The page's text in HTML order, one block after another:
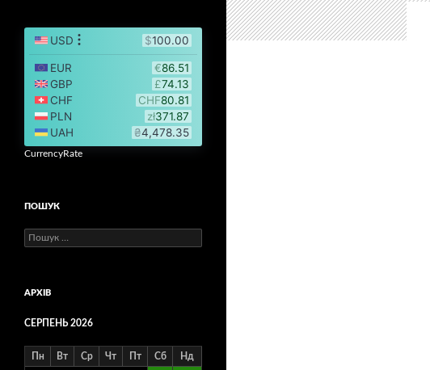
CurrencyRate
ПОШУК
Пошук:
АРХІВ
СЕРПЕНЬ 2026
Пн Вт Ср Чт Пт Сб Нд